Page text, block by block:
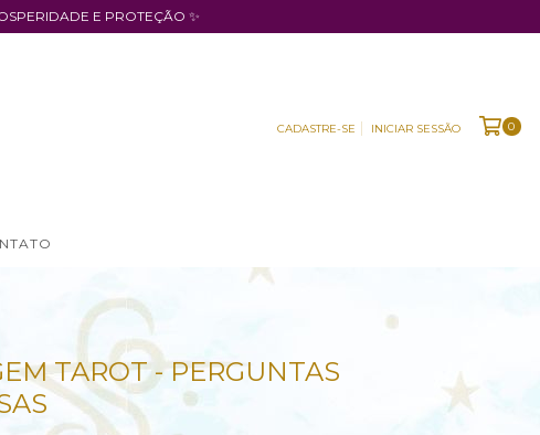
E PROTEÇÃO ✨
CADASTRE-SE INICIAR SESSÃO 0
TAROT - PERGUNTAS